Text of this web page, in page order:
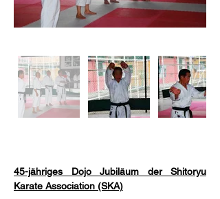
45-jähriges Dojo Jubiläum der Shitoryu
Karate Association (SKA)